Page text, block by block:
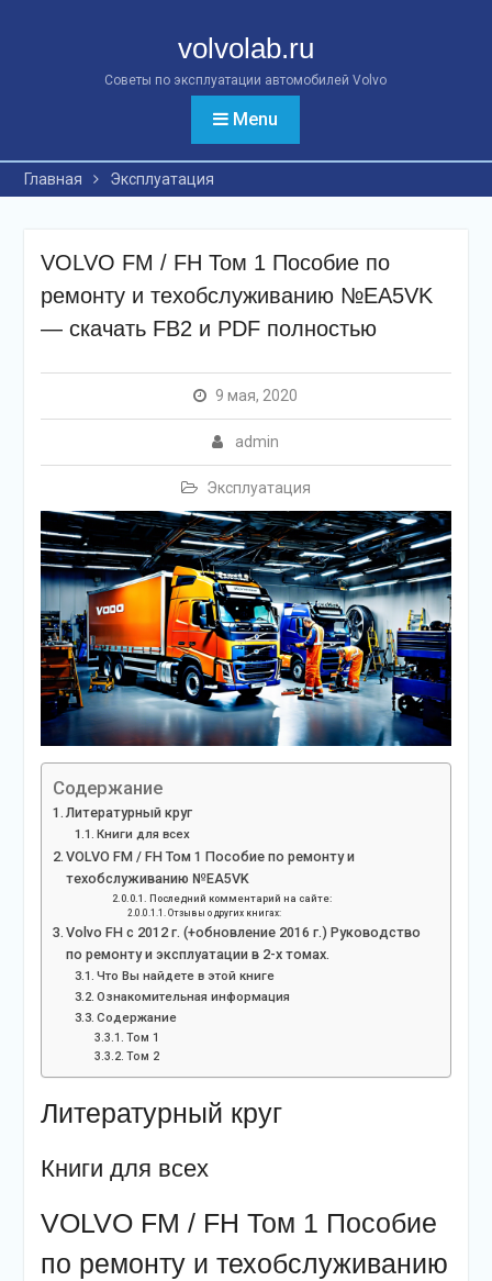
volvolab.ru
Советы по эксплуатации автомобилей Volvo
Menu
Главная Эксплуатация
VOLVO FM / FH Том 1 Пособие по
ремонту и техобслуживанию №EA5VK
— скачать FB2 и PDF полностью
9 мая, 2020
admin
Эксплуатация
Содержание
Литературный круг
Книги для всех
VOLVO FM / FH Том 1 Пособие по ремонту и
техобслуживанию №EA5VK
Последний комментарий на сайте:
Отзывы о других книгах:
Volvo FH с 2012 г. (+обновление 2016 г.) Руководство
по ремонту и эксплуатации в 2-х томах.
Что Вы найдете в этой книге
Ознакомительная информация
Содержание
Том 1
Том 2
Литературный круг
Книги для всех
VOLVO FM / FH Том 1 Пособие
по ремонту и техобслуживанию